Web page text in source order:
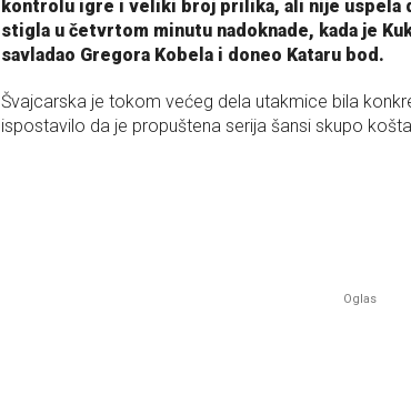
kontrolu igre i veliki broj prilika, ali nije uspela
stigla u četvrtom minutu nadoknade, kada je
savladao Gregora Kobela i doneo Kataru bod.
Švajcarska je tokom većeg dela utakmice bila
ispostavilo da je propuštena serija šansi skupo